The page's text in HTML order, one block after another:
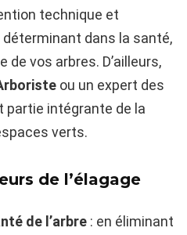
technique et
dans la santé,
de vos arbres. D’ailleurs,
ou un expert des
partie intégrante de la
verts.
de l’élagage
de l’arbre : en éliminant